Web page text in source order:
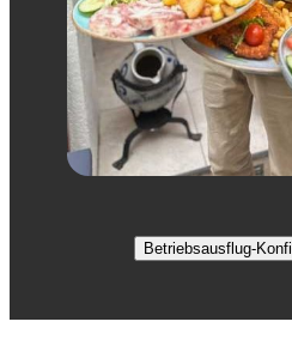
Betriebsausflug-